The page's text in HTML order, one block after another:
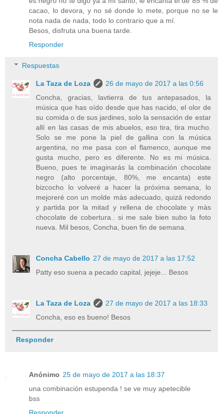
cacao, lo devora, y no sé donde lo mete, porque no se le
nota nada de nada, todo lo contrario que a mí.
Besos, disfruta una buena tarde.
Responder
Respuestas
La Taza de Loza
26 de mayo de 2017 a las 0:56
Concha, gracias, lavtierra de tus antepasados, la
música que has oído desde que has nacido, el olor de
su comida o de sus jardines, solo la sensación de estar
allí en las casas de mis abuelos, eso tira, tira mucho.
Solo se me pone la piel de gallina con la música
argentina, no me pasa con el flamenco, aunque me
gusta mucho, pero es diferente. No es mi música.
Bueno, pues te imaginarás la combinación chocolate
negro (alto porcentaje, 80%, me encanta) este
bizcocho lo volveré a hacer la próxima semana, lo
mejoreré con un molde màs adecuado, quizá redondo
y partida por la mitad y rellena de chocolate y màs
chocolate de cobertura.. si me sale bien subo la foto
nueva. Mil besos, Concha, buen fin de semana.
Concha Cabello 27 de mayo de 2017 a las 17:52
Patty eso suena a pecado capital, jejeje... Besos
La Taza de Loza
27 de mayo de 2017 a las 18:33
Concha, eso es bueno! Besos
Responder
Anónimo 25 de mayo de 2017 a las 18:37
una combinación estupenda ! se ve muy apetecible
bss